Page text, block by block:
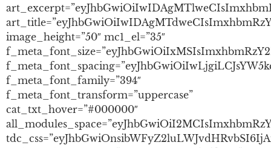
image_height=”50″ mc1_el=”35″
f_meta_font_family=”394″
f_meta_font_transform=”uppercase”
cat_txt_hover=”#000000″